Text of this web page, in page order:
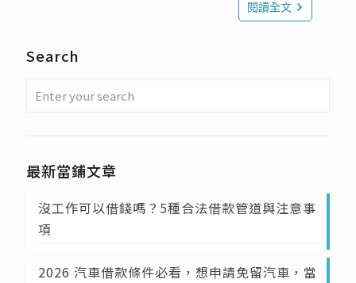
閱讀全文
Search
最新當鋪文章
沒工作可以借錢嗎？5種合法借款管道與注意事
項
2026 汽車借款條件必看，想申請免留汽車，當